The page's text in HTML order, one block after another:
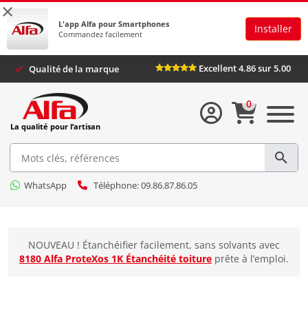
×
L'app Alfa pour Smartphones
Commandez facilement
Installer
Qualité de la marque Excellent 4.86 sur 5.00
La qualité pour l’artisan
WhatsApp Téléphone: 09.86.87.86.05
0
NOUVEAU ! Étanchéifier facilement, sans solvants avec
8180 Alfa ProteXos 1K Étanchéité toiture prête à l’emploi.